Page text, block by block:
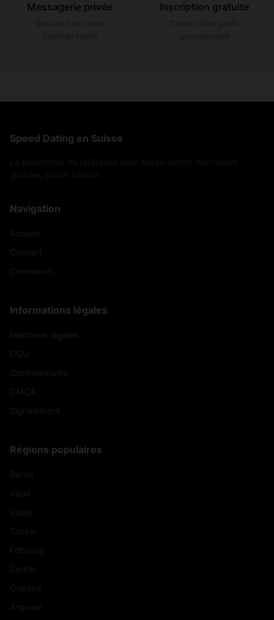
Messagerie privée Inscription gratuite
Speed Dating en Suisse
Navigation
Informations légales
Régions populaires